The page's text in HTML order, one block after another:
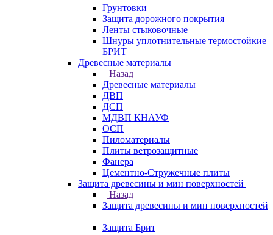
Грунтовки
Защита дорожного покрытия
Ленты стыковочные
Шнуры уплотнительные термостойкие
БРИТ
Древесные материалы
Назад
Древесные материалы
ДВП
ДСП
МДВП КНАУФ
ОСП
Пиломатериалы
Плиты ветрозащитные
Фанера
Цементно-Стружечные плиты
Защита древесины и мин поверхностей
Назад
Защита древесины и мин поверхностей
Защита Брит